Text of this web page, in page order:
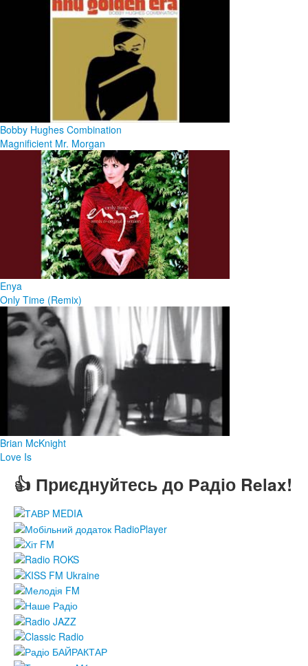
Bobby Hughes Combination
Magnificient Mr. Morgan
Enya
Only Time (Remix)
Brian McKnight
Love Is
👍 Приєднуйтесь до Радіо Relax!